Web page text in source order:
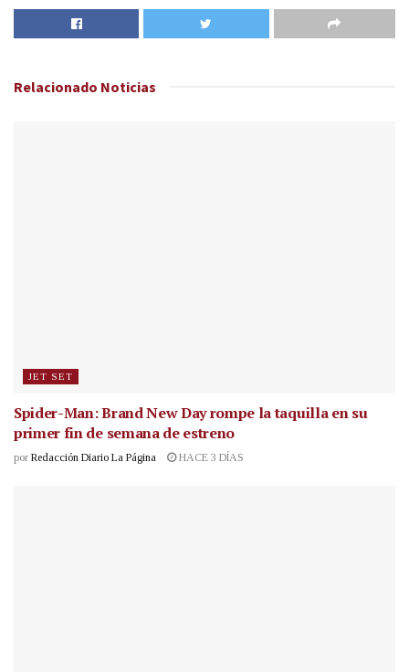
Relacionado Noticias
JET SET
Spider-Man: Brand New Day rompe la taquilla en su
primer fin de semana de estreno
por Redacción Diario La Página HACE 3 DÍAS